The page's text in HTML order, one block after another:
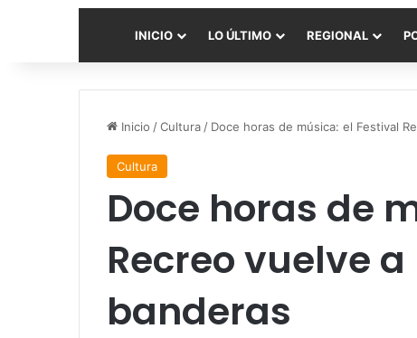
INICIO LO ÚLTIMO REGIONAL
Inicio /Cultura / Doce horas de música: el Festival
Cultura
Doce horas de
Recreo vuelve
banderas